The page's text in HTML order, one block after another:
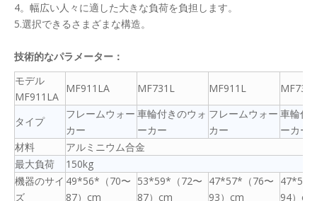
4。幅広い人々に適した大きな負荷を負担します。
5.選択できるさまざまな構造。
技術的なパラメーター：
モデル
MF911LA
MF911LA MF731L MF911L MF732L
タイプ
フレームウォー
カー
車輪付きのウォ
ーカー
フレームウォー
カー
車輪付
ーカー
材料
アルミニウム合金
最大負荷
150kg
機器のサイ
ズ
49*56*（70〜
87）cm
53*59*（72〜
87）cm
47*57*（76〜
93）cm
47*57*
94）cm